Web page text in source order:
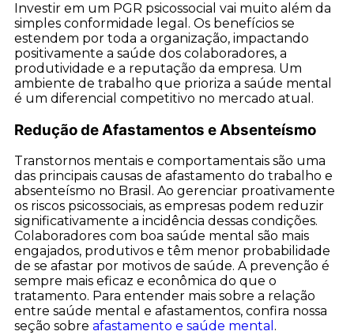
Investir em um PGR psicossocial vai muito além da
simples conformidade legal. Os benefícios se
estendem por toda a organização, impactando
positivamente a saúde dos colaboradores, a
produtividade e a reputação da empresa. Um
ambiente de trabalho que prioriza a saúde mental
é um diferencial competitivo no mercado atual.
Redução de Afastamentos e Absenteísmo
Transtornos mentais e comportamentais são uma
das principais causas de afastamento do trabalho e
absenteísmo no Brasil. Ao gerenciar proativamente
os riscos psicossociais, as empresas podem reduzir
significativamente a incidência dessas condições.
Colaboradores com boa saúde mental são mais
engajados, produtivos e têm menor probabilidade
de se afastar por motivos de saúde. A prevenção é
sempre mais eficaz e econômica do que o
tratamento. Para entender mais sobre a relação
entre saúde mental e afastamentos, confira nossa
seção sobre afastamento e saúde mental .